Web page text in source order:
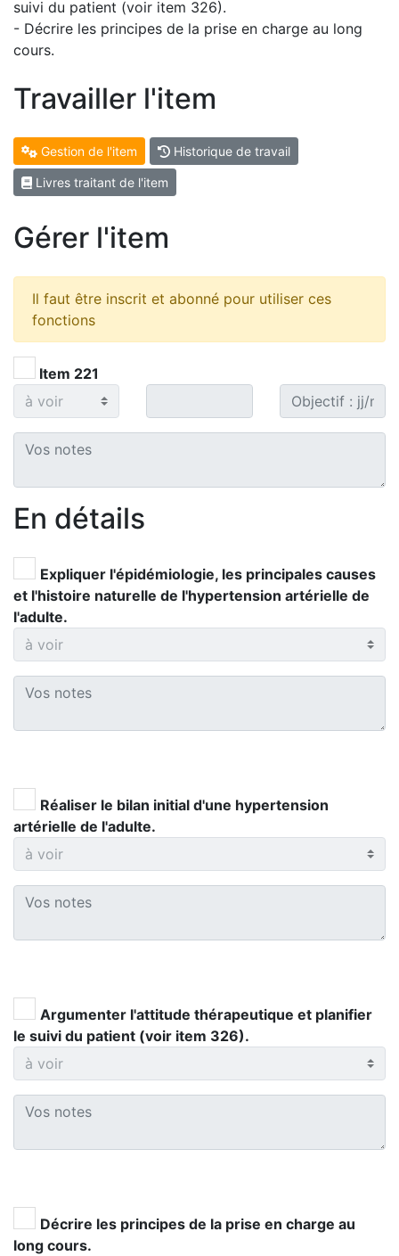
suivi du patient (voir item 326).
- Décrire les principes de la prise en charge au long
cours.
Travailler l'item
Gestion de l'item Historique de travail
Livres traitant de l'item
Gérer l'item
Il faut être inscrit et abonné pour utiliser ces
fonctions
Item 221
En détails
Expliquer l'épidémiologie, les principales causes
et l'histoire naturelle de l'hypertension artérielle de
l'adulte.
Réaliser le bilan initial d'une hypertension
artérielle de l'adulte.
Argumenter l'attitude thérapeutique et planifier
le suivi du patient (voir item 326).
Décrire les principes de la prise en charge au
long cours.